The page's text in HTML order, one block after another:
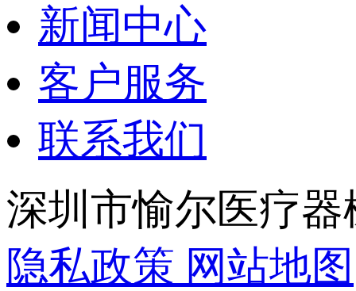
新闻中心
客户服务
联系我们
深圳市愉尔医疗
隐私政策 网站地图